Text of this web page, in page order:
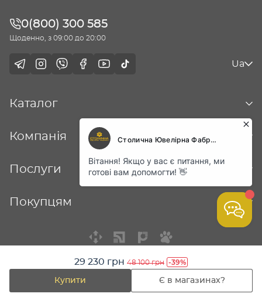
29 230 грн 48 100 грн -39%
Купити Є в магазинах?
0(800) 300 585
Щоденно, з 09:00 до 20:00
Ua
Каталог
Компанія
Послуги
Покупцям
© Столична ювелірна фабрика - 2026